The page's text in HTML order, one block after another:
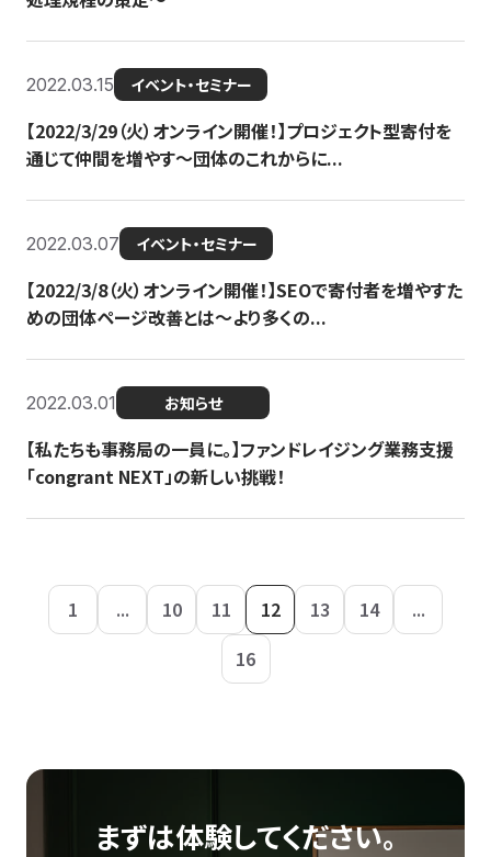
2022.03.15 イベント・セミナー
【2022/3/29（火）オンライン開催！】プロジェクト型寄付を
通じて仲間を増やす～団体のこれからに...
2022.03.07 イベント・セミナー
【2022/3/8（火）オンライン開催！】SEOで寄付者を増やすた
めの団体ページ改善とは～より多くの...
2022.03.01 お知らせ
【私たちも事務局の一員に。】ファンドレイジング業務支援
「congrant NEXT」の新しい挑戦！
1 ... 10 11 12 13 14
...
16
まずは体験してください。